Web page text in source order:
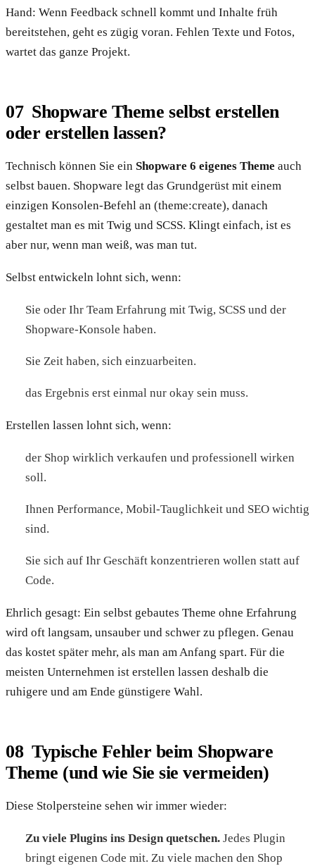
Hand: Wenn Feedback schnell kommt und Inhalte früh
bereitstehen, geht es zügig voran. Fehlen Texte und Fotos,
wartet das ganze Projekt.
Shopware Theme selbst erstellen
oder erstellen lassen?
Technisch können Sie ein Shopware 6 eigenes Theme auch
selbst bauen. Shopware legt das Grundgerüst mit einem
einzigen Konsolen-Befehl an (theme:create), danach
gestaltet man es mit Twig und SCSS. Klingt einfach, ist es
aber nur, wenn man weiß, was man tut.
Selbst entwickeln lohnt sich, wenn:
Sie oder Ihr Team Erfahrung mit Twig, SCSS und der
Shopware-Konsole haben.
Sie Zeit haben, sich einzuarbeiten.
das Ergebnis erst einmal nur okay sein muss.
Erstellen lassen lohnt sich, wenn:
der Shop wirklich verkaufen und professionell wirken
soll.
Ihnen Performance, Mobil-Tauglichkeit und SEO wichtig
sind.
Sie sich auf Ihr Geschäft konzentrieren wollen statt auf
Code.
Ehrlich gesagt: Ein selbst gebautes Theme ohne Erfahrung
wird oft langsam, unsauber und schwer zu pflegen. Genau
das kostet später mehr, als man am Anfang spart. Für die
meisten Unternehmen ist erstellen lassen deshalb die
ruhigere und am Ende günstigere Wahl.
Typische Fehler beim Shopware
Theme (und wie Sie sie vermeiden)
Diese Stolpersteine sehen wir immer wieder:
Zu viele Plugins ins Design quetschen. Jedes Plugin
bringt eigenen Code mit. Zu viele machen den Shop